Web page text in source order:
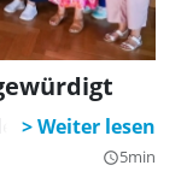
Personal
query_builder5min